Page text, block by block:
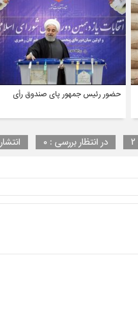
حضور رئیس جمهور پای صندوق رأی
در انتظار بررسی : 0